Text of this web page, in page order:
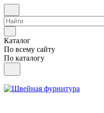
Каталог
По всему сайту
По каталогу